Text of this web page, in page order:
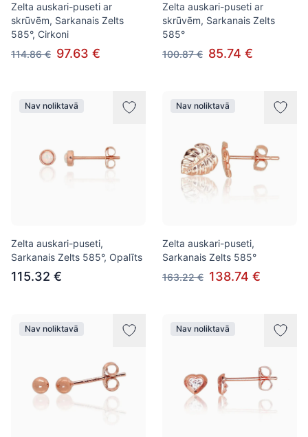
Zelta auskari-puseti ar
skrūvēm, Sarkanais Zelts
585°, Cirkoni
114.86 € 97.63 €
Zelta auskari-puseti ar
skrūvēm, Sarkanais Zelts
585°
100.87 € 85.74 €
Nav noliktavā
Zelta auskari-puseti,
Sarkanais Zelts 585°, Opalīts
115.32 €
Nav noliktavā
Zelta auskari-puseti,
Sarkanais Zelts 585°
163.22 € 138.74 €
Nav noliktavā Nav noliktavā